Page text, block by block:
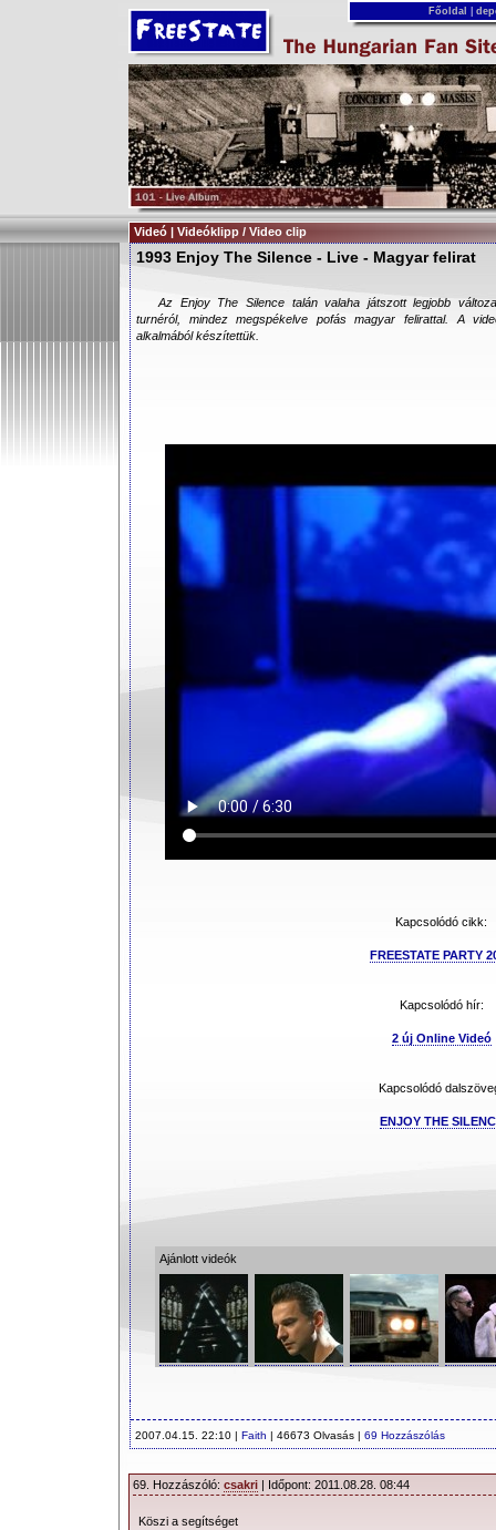
Főoldal
Videó | Videóklipp / Video clip
1993 Enjoy The Silence - Live - Magyar felirat
Az Enjoy The Silence talán valaha játszott legjobb
turnéról, mindez megspékelve pofás magyar felirattal. A
alkalmából készítettük.
Kapcsolódó cikk:
FREESTATE PARTY
Kapcsolódó hír:
2 új Online Videó
Kapcsolódó
ENJOY THE
Ajánlott videók
2007.04.15. 22:10 | Faith | 46673 Olvasás | 69 Hozzászólás
69. Hozzászóló: csakri | Időpont: 2011.08.28. 08:44
Köszi a segítséget